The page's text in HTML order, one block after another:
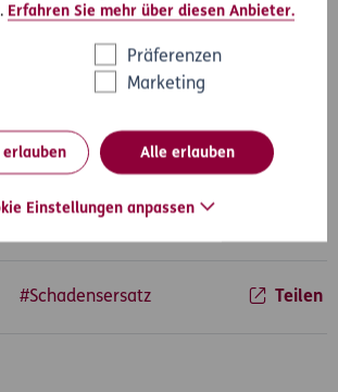
Erfahren Sie mehr über diesen Anbieter.
Präferenzen
Marketing
erlauben Alle erlauben
Einstellungen anpassen
sehr zutraulich,
selbst in eine Gefahrenlage
sich zu dem schwerhörigen und
musste nicht damit rechnen, dass
einem fremden Hund ein derartiges
ist ihm kein Verschulden anzulasten..
#Schadensersatz Teilen